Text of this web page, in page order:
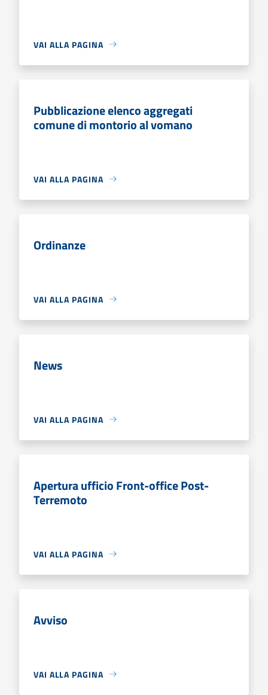
VAI ALLA PAGINA
Pubblicazione elenco aggregati
comune di montorio al vomano
VAI ALLA PAGINA
Ordinanze
VAI ALLA PAGINA
News
VAI ALLA PAGINA
Apertura ufficio Front-office Post-
Terremoto
VAI ALLA PAGINA
Avviso
VAI ALLA PAGINA